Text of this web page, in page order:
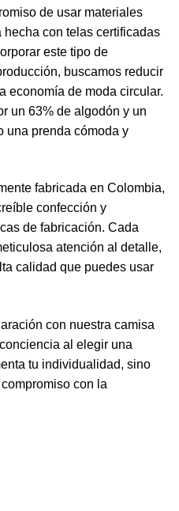
de usar materiales
con telas certificadas
este tipo de
buscamos reducir
economía de moda circular.
un 63% de algodón y un
una prenda cómoda y
fabricada en Colombia,
confección y
de fabricación. Cada
atención al detalle,
calidad que puedes usar
con nuestra camisa
al elegir una
tu individualidad, sino
con la